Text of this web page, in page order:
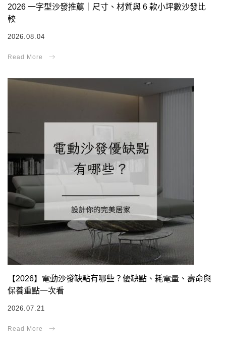
2026 一字型沙發推薦｜尺寸、材質與 6 款小坪數沙發比
較
2026.08.04
【2026】電動沙發缺點有哪些？優缺點、耗電量、壽命與
保養重點一次看
2026.07.21